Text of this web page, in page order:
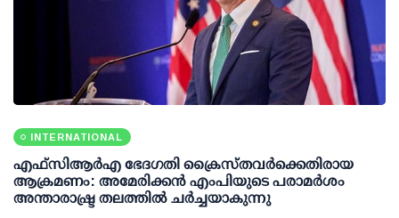
INTERNATIONAL
എഫ്‌സി‌ആര്‍‌എ ഭേദഗതി ക്രൈസ്തവർക്കെതിരായ
ആക്രമണം: അമേരിക്കൻ എംപിയുടെ പരാമർശം
അന്താരാഷ്ട്ര തലത്തിൽ ചർച്ചയാകുന്നു